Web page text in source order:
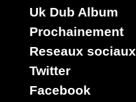
Uk Dub Album
Prochainement
Reseaux sociaux
Twitter
Facebook